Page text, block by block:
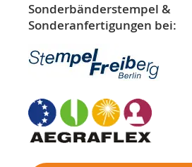
Sonderbänderstempel &
Sonderanfertigungen bei: